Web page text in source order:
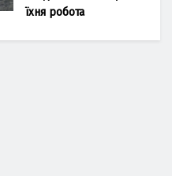
їхня робота